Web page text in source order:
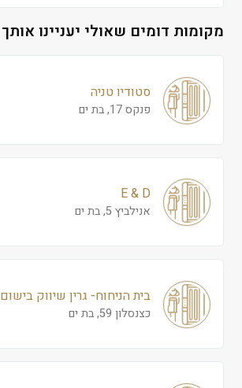
מקומות דומים שאולי יעניינו אותך
סטודיו טניה
פנקס 17, בת ים
E & D
אנילביץ 5, בת ים
בית הניחוח- גרין שיווק בישום
כצנסלון 59, בת ים